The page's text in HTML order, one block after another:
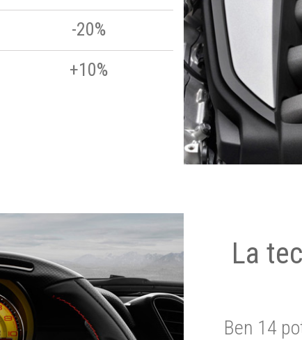
-20%
+10%
La
Ben 14